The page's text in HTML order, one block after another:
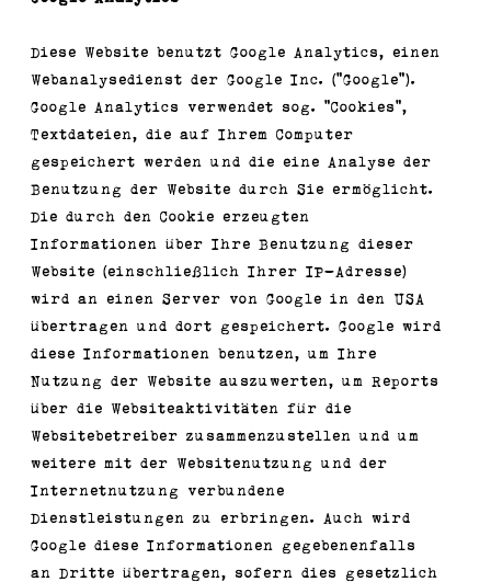
Diese Website benutzt Google Analytics, einen
Webanalysedienst der Google Inc. (“Google“).
Google Analytics verwendet sog. “Cookies“,
Textdateien, die auf Ihrem Computer
gespeichert werden und die eine Analyse der
Benutzung der Website durch Sie ermöglicht.
Die durch den Cookie erzeugten
Informationen über Ihre Benutzung dieser
Website (einschließlich Ihrer IP-Adresse)
wird an einen Server von Google in den USA
übertragen und dort gespeichert. Google wird
diese Informationen benutzen, um Ihre
Nutzung der Website auszuwerten, um Reports
über die Websiteaktivitäten für die
Websitebetreiber zusammenzustellen und um
weitere mit der Websitenutzung und der
Internetnutzung verbundene
Dienstleistungen zu erbringen. Auch wird
Google diese Informationen gegebenenfalls
an Dritte übertragen, sofern dies gesetzlich